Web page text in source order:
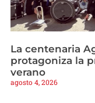
La centenaria
protagoniza la
verano
agosto 4, 2026